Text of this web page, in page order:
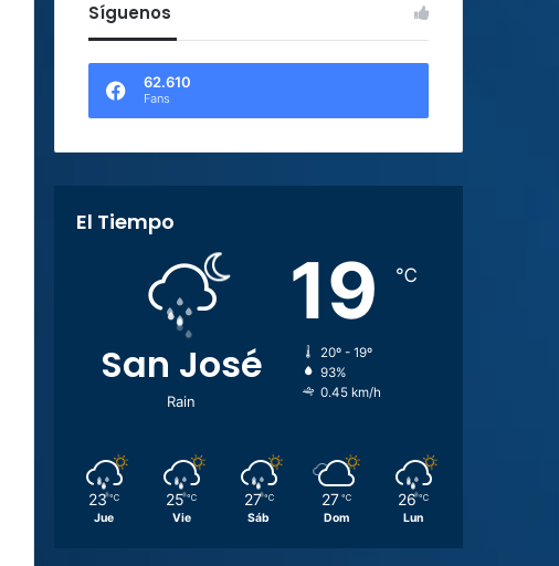
Síguenos
62.610
Fans
El Tiempo
San José
Rain
19 ℃
20º - 19º
93%
0.45 km/h
23 ℃
Jue
25 ℃
Vie
27 ℃
Sáb
27 ℃
Dom
26 ℃
Lun